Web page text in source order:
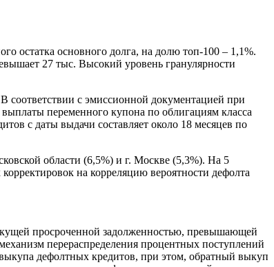
остатка основного долга, на долю топ-100 – 1,1%.
27 тыс. Высокий уровень гранулярности
соответствии с эмиссионной документацией при
переменного купона по облигациям класса
с даты выдачи составляет около 18 месяцев по
области (6,5%) и г. Москве (5,3%). На 5
на корреляцию вероятности дефолта
просроченной задолженностью, превышающей
перераспределения процентных поступлений
дефолтных кредитов, при этом, обратный выкуп